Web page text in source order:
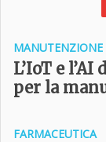
MANUTENZIONE
L’IoT e
per la
FARMACEUTICA